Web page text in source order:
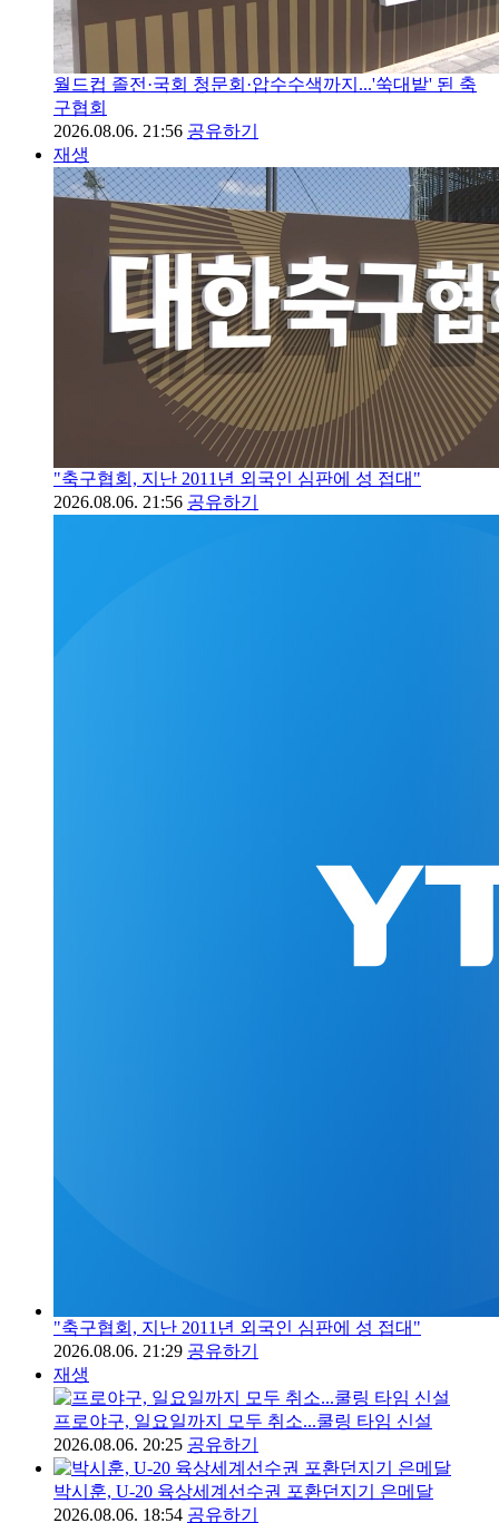
월드컵 졸전·국회 청문회·압수수색까지...'쑥대밭' 된 축
구협회
2026.08.06. 21:56 공유하기
재생
"축구협회, 지난 2011년 외국인 심판에 성 접대"
2026.08.06. 21:56 공유하기
"축구협회, 지난 2011년 외국인 심판에 성 접대"
2026.08.06. 21:29 공유하기
재생
프로야구, 일요일까지 모두 취소...쿨링 타임 신설
2026.08.06. 20:25 공유하기
박시훈, U-20 육상세계선수권 포환던지기 은메달
2026.08.06. 18:54 공유하기